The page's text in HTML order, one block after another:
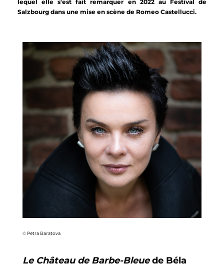
lequel elle s'est fait remarquer en 2022 au Festival de
Salzbourg dans une mise en scène de Romeo Castellucci.
© Petra Baratova
Le Château de Barbe-Bleuede Béla